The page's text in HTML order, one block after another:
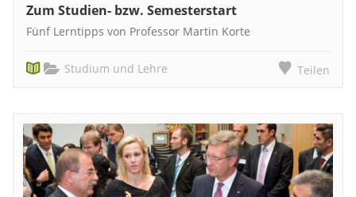
Zum Studien- bzw. Semesterstart
Fünf Lerntipps von Professor Martin Korte
Studium und Lehre Teilen